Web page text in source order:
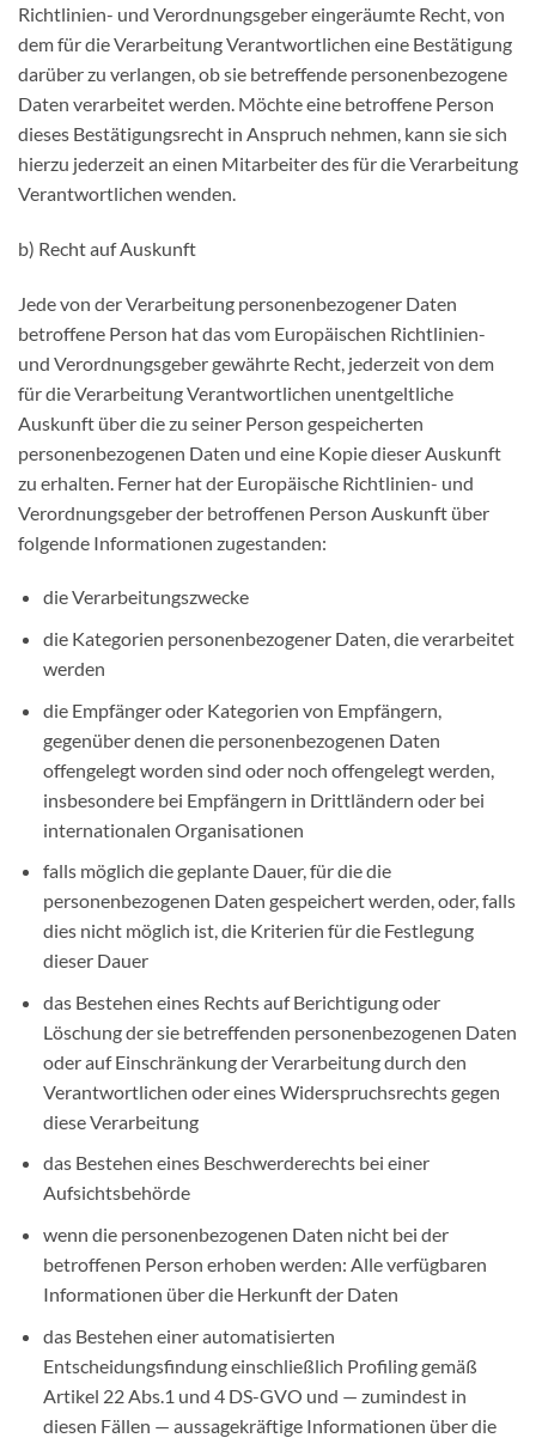
Richtlinien- und Verordnungsgeber eingeräumte Recht, von
dem für die Verarbeitung Verantwortlichen eine Bestätigung
darüber zu verlangen, ob sie betreffende personenbezogene
Daten verarbeitet werden. Möchte eine betroffene Person
dieses Bestätigungsrecht in Anspruch nehmen, kann sie sich
hierzu jederzeit an einen Mitarbeiter des für die Verarbeitung
Verantwortlichen wenden.
b) Recht auf Auskunft
Jede von der Verarbeitung personenbezogener Daten
betroffene Person hat das vom Europäischen Richtlinien-
und Verordnungsgeber gewährte Recht, jederzeit von dem
für die Verarbeitung Verantwortlichen unentgeltliche
Auskunft über die zu seiner Person gespeicherten
personenbezogenen Daten und eine Kopie dieser Auskunft
zu erhalten. Ferner hat der Europäische Richtlinien- und
Verordnungsgeber der betroffenen Person Auskunft über
folgende Informationen zugestanden:
die Verarbeitungszwecke
die Kategorien personenbezogener Daten, die verarbeitet
werden
die Empfänger oder Kategorien von Empfängern,
gegenüber denen die personenbezogenen Daten
offengelegt worden sind oder noch offengelegt werden,
insbesondere bei Empfängern in Drittländern oder bei
internationalen Organisationen
falls möglich die geplante Dauer, für die die
personenbezogenen Daten gespeichert werden, oder, falls
dies nicht möglich ist, die Kriterien für die Festlegung
dieser Dauer
das Bestehen eines Rechts auf Berichtigung oder
Löschung der sie betreffenden personenbezogenen Daten
oder auf Einschränkung der Verarbeitung durch den
Verantwortlichen oder eines Widerspruchsrechts gegen
diese Verarbeitung
das Bestehen eines Beschwerderechts bei einer
Aufsichtsbehörde
wenn die personenbezogenen Daten nicht bei der
betroffenen Person erhoben werden: Alle verfügbaren
Informationen über die Herkunft der Daten
das Bestehen einer automatisierten
Entscheidungsfindung einschließlich Profiling gemäß
Artikel 22 Abs.1 und 4 DS-GVO und — zumindest in
diesen Fällen — aussagekräftige Informationen über die